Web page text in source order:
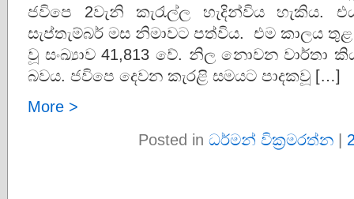
ජවිපෙ 2වැනි කැරැල්ල හැදින්විය හැකිය.
සැප්තැම්බර් මස නිමාවට පත්විය. එම කාලය
වූ සංඛ්‍යාව 41,813 වේ. නිල නොවන වාර්තා
බවය. ජවිපෙ දෙවන කැරළි සමයට පාදකවූ […]
More >
Posted in ධර්මන් වික්‍රමරත්න|